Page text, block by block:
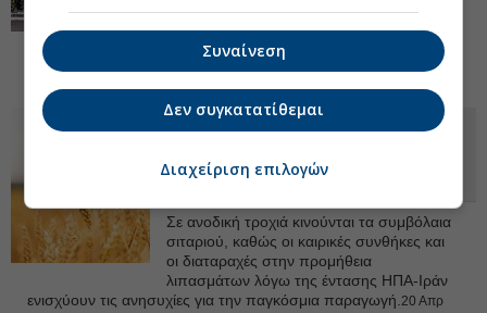
την οποία ζητείται ένταξη στο καθεστώς
«Στρατηγικές Επενδύσεις 2». Ποιο το
ύψος της επένδυσης και τι θα παράγει.
28
Απρ 2026 - 11:39
Υψηλό 9 μηνών για το σιτάρι λόγω
Ανατολή
Σε ανοδική τροχιά κινούνται τα συμβόλαια
σιταριού, καθώς οι καιρικές συνθήκες και
οι διαταραχές στην προμήθεια
λιπασμάτων λόγω της έντασης ΗΠΑ-Ιράν
ενισχύουν τις ανησυχίες για την παγκόσμια παραγωγή. 20 Απρ
Συναίνεση
Δεν συγκατατίθεμαι
Διαχείριση επιλογών